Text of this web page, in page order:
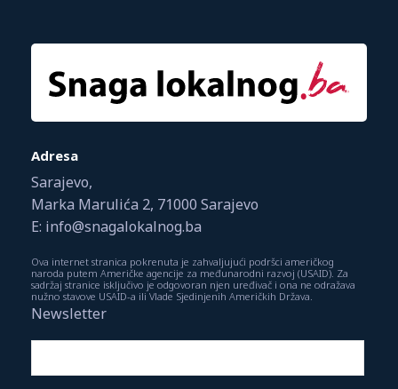
Adresa
Sarajevo,
Marka Marulića 2, 71000 Sarajevo
E: info@snagalokalnog.ba
Ova internet stranica pokrenuta je zahvaljujući podršci američkog
naroda putem Američke agencije za međunarodni razvoj (USAID). Za
sadržaj stranice isključivo je odgovoran njen uređivač i ona ne odražava
nužno stavove USAID-a ili Vlade Sjedinjenih Američkih Država.
Newsletter